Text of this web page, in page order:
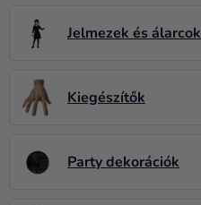
Esküvő
Dekoráció
Jelmezek
Jelmezek és álarcok
Kiegészítők
Party dekorációk